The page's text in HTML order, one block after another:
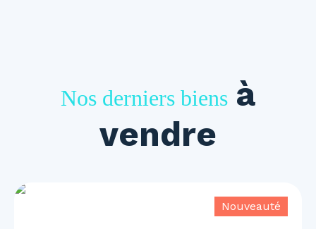
Nos derniers biens à
vendre
Nouveauté